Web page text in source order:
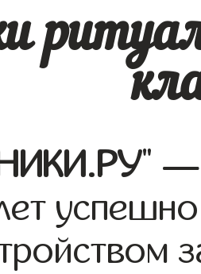
" —